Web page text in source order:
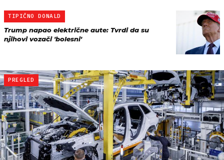
TIPIČNO DONALD
Trump napao električne aute: Tvrdi da su
njihovi vozači 'bolesni'
PREGLED